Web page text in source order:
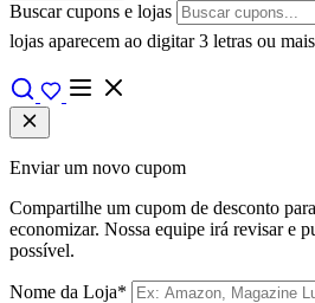
Buscar cupons e lojas
lojas aparecem ao digitar 3 letras ou
Enviar um novo cupom
Compartilhe um cupom de desconto
economizar. Nossa equipe irá revisar e
possível.
Nome da Loja*